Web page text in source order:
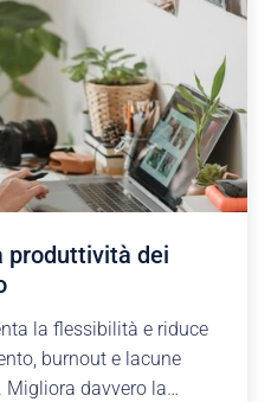
produttività dei
la flessibilità e riduce
burnout e lacune
davvero la